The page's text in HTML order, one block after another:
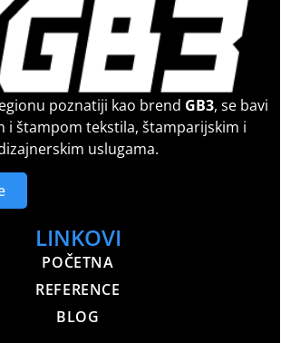
poznatiji kao brend GB3, se bavi
i štampom tekstila, štamparijskim i
uslugama.
LINKOVI
POČETNA
REFERENCE
BLOG